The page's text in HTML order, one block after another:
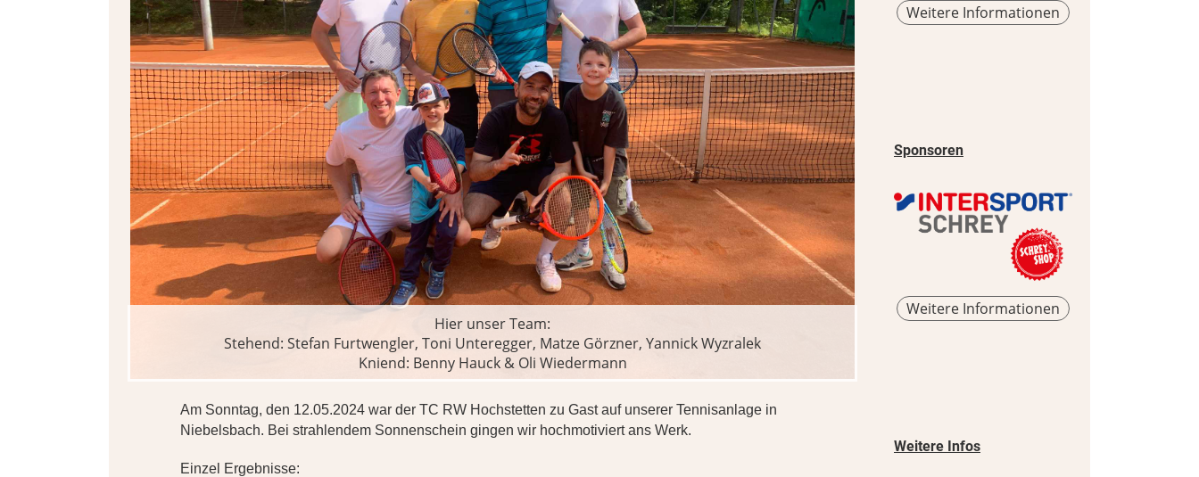
Hier unser Team:
Stehend: Stefan Furtwengler, Toni Unteregger, Matze Görzner, Yannick Wyzralek
Kniend: Benny Hauck & Oli Wiedermann
Am Sonntag, den 12.05.2024 war der TC RW Hochstetten zu Gast auf unserer Tennisanlage in
Niebelsbach. Bei strahlendem Sonnenschein gingen wir hochmotiviert ans Werk.
Einzel Ergebnisse:
Weitere Informationen
Sponsoren
Weitere Informationen
Weitere Infos